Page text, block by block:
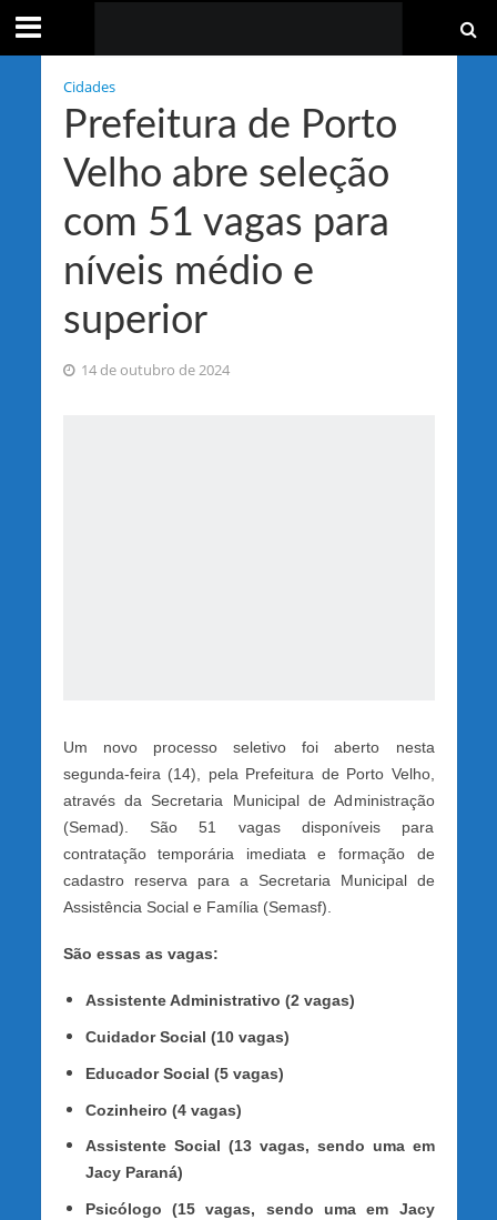
Cidades
Prefeitura de Porto
Velho abre seleção
com 51 vagas para
níveis médio e
superior
14 de outubro de 2024
Um novo processo seletivo foi aberto nesta
segunda-feira (14), pela Prefeitura de Porto Velho,
através da Secretaria Municipal de Administração
(Semad). São 51 vagas disponíveis para
contratação temporária imediata e formação de
cadastro reserva para a Secretaria Municipal de
Assistência Social e Família (Semasf).
São essas as vagas:
Assistente Administrativo (2 vagas)
Cuidador Social (10 vagas)
Educador Social (5 vagas)
Cozinheiro (4 vagas)
Assistente Social (13 vagas, sendo uma em
Jacy Paraná)
Psicólogo (15 vagas, sendo uma em Jacy